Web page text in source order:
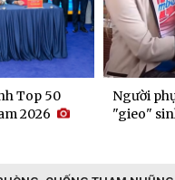
Top 50
2026
Người
"gieo"